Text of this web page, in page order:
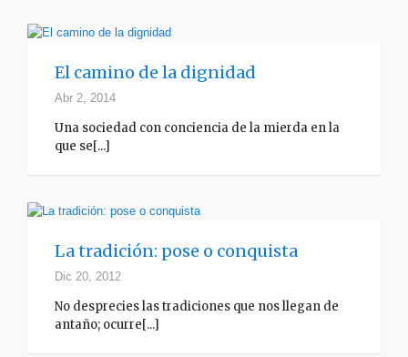
El camino de la dignidad
Abr 2, 2014
Una sociedad con conciencia de la mierda en la
que se[...]
La tradición: pose o conquista
Dic 20, 2012
No desprecies las tradiciones que nos llegan de
antaño; ocurre[...]